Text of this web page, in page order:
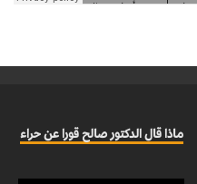
ماذا قال الدكتور صالح قورا عن حراء